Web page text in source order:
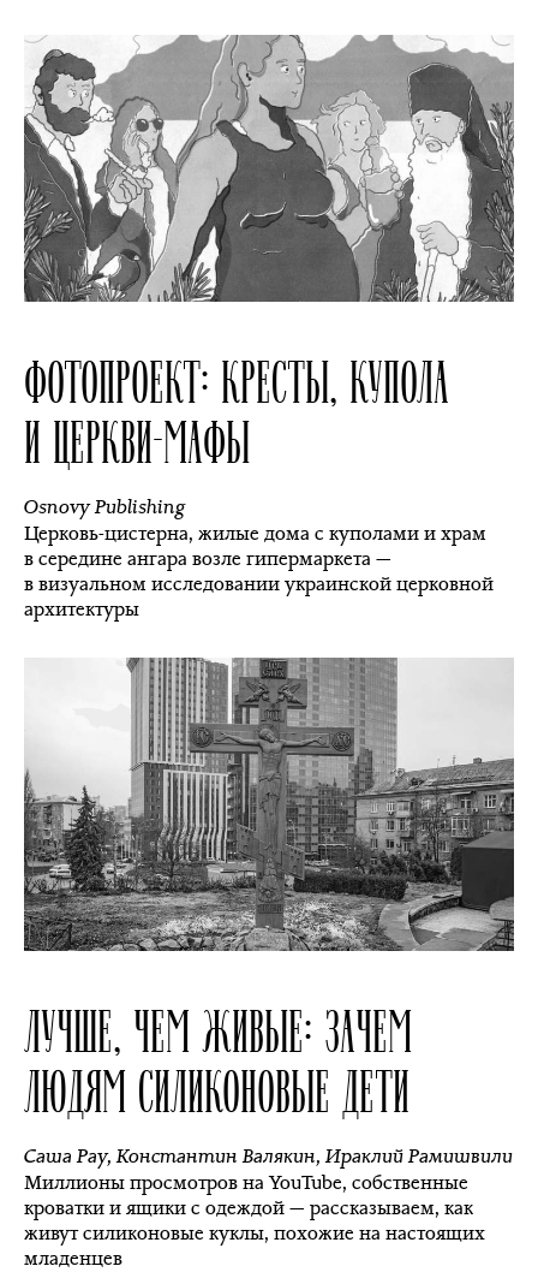
ФОТОПРОЕКТ: КРЕСТЫ, КУПОЛА
И ЦЕРКВИ-МАФЫ
Osnovy Publishing
Церковь-цистерна, жилые дома с куполами и храм
в середине ангара возле гипермаркета —
в визуальном исследовании украинской церковной
архитектуры
ЛУЧШЕ, ЧЕМ ЖИВЫЕ: ЗАЧЕМ
ЛЮДЯМ СИЛИКОНОВЫЕ ДЕТИ
Саша Рау,Константин Валякин,Ираклий Рамишвили
Миллионы просмотров на YouTube, собственные
кроватки и ящики с одеждой — рассказываем, как
живут силиконовые куклы, похожие на настоящих
младенцев